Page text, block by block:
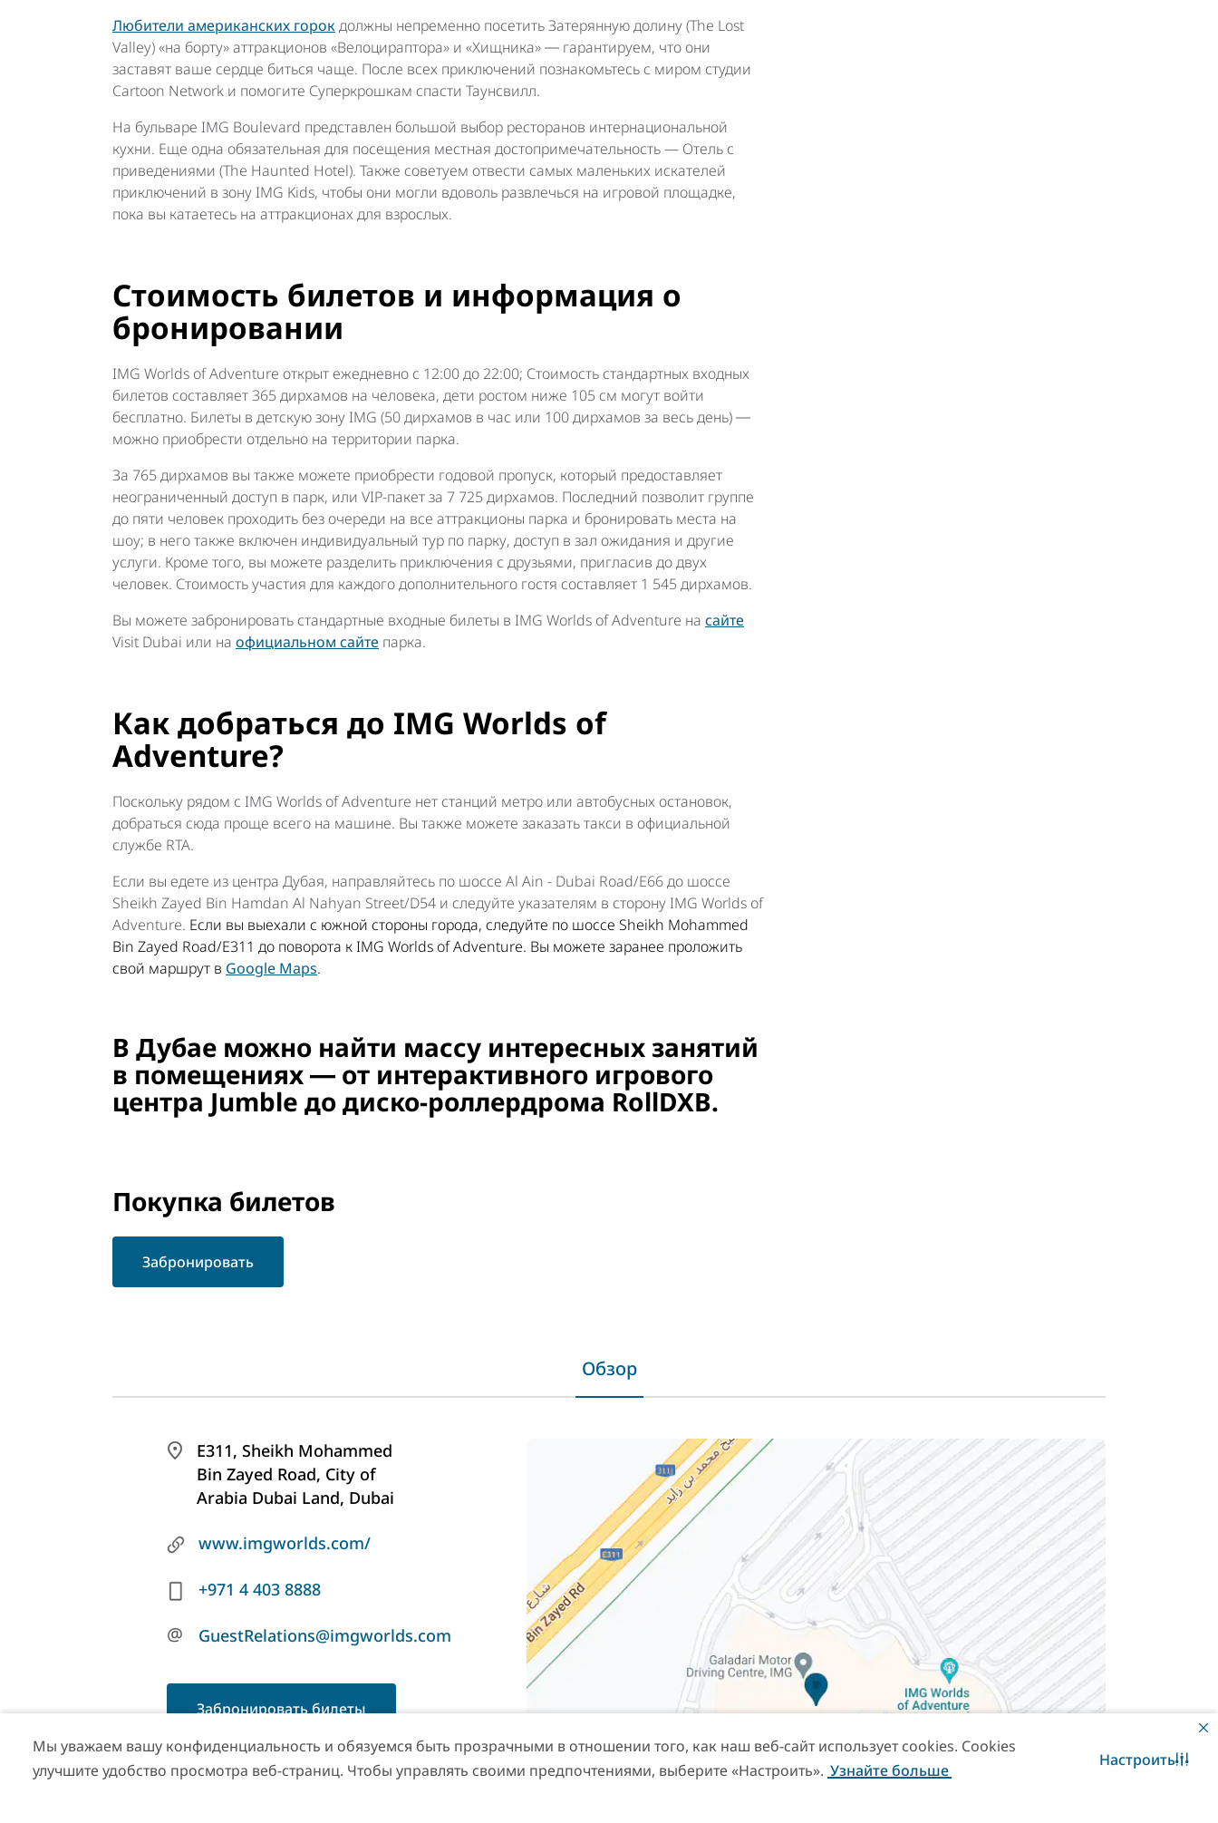
Мы уважаем вашу конфиденциальность и обязуемся быть прозрачными в отношении того, как наш веб-сайт использует cookies. Cookies
улучшите удобство просмотра веб-страниц. Чтобы управлять своими предпочтениями, выберите «Настроить». Узнайте больше
Настроить
Свяжитесь с нами
Любители американских горокдолжны непременно посетить Затерянную долину (The Lost
Valley) «на борту» аттракционов «Велоцираптора» и «Хищника» ― гарантируем, что они
заставят ваше сердце биться чаще. После всех приключений познакомьтесь с миром студии
Cartoon Network и помогите Суперкрошкам спасти Таунсвилл.
На бульваре IMG Boulevard представлен большой выбор ресторанов интернациональной
кухни. Еще одна обязательная для посещения местная достопримечательность — Отель с
приведениями (The Haunted Hotel). Также советуем отвести самых маленьких искателей
приключений в зону IMG Kids, чтобы они могли вдоволь развлечься на игровой площадке,
пока вы катаетесь на аттракционах для взрослых.
Стоимость билетов и информация о
бронировании
IMG Worlds of Adventure открыт ежедневно с 12:00 до 22:00; Стоимость стандартных входных
билетов составляет 365 дирхамов на человека, дети ростом ниже 105 см могут войти
бесплатно. Билеты в детскую зону IMG (50 дирхамов в час или 100 дирхамов за весь день) ―
можно приобрести отдельно на территории парка.
За 765 дирхамов вы также можете приобрести годовой пропуск, который предоставляет
неограниченный доступ в парк, или VIP-пакет за 7 725 дирхамов. Последний позволит группе
до пяти человек проходить без очереди на все аттракционы парка и бронировать места на
шоу; в него также включен индивидуальный тур по парку, доступ в зал ожидания и другие
услуги. Кроме того, вы можете разделить приключения с друзьями, пригласив до двух
человек. Стоимость участия для каждого дополнительного гостя составляет 1 545 дирхамов.
Вы можете забронировать стандартные входные билеты в IMG Worlds of Adventure на сайте
Visit Dubai или на официальном сайте парка.
Как добраться до IMG Worlds of
Adventure?
Поскольку рядом с IMG Worlds of Adventure нет станций метро или автобусных остановок,
добраться сюда проще всего на машине. Вы также можете заказать такси в официальной
службе RTA.
Если вы едете из центра Дубая, направляйтесь по шоссе Al Ain - Dubai Road/E66 до шоссе
Sheikh Zayed Bin Hamdan Al Nahyan Street/D54 и следуйте указателям в сторону IMG Worlds of
Adventure. Если вы выехали с южной стороны города, следуйте по шоссе Sheikh Mohammed
Bin Zayed Road/E311 до поворота к IMG Worlds of Adventure. Вы можете заранее проложить
свой маршрут в Google Maps.
В Дубае можно найти массу интересных занятий
в помещениях ― от интерактивного игрового
центра Jumble до диско-роллердрома RollDXB.
Покупка билетов
Забронировать
Обзор
E311, Sheikh Mohammed
Bin Zayed Road, City of
Arabia Dubai Land, Dubai
www.imgworlds.com/
+971 4 403 8888
@ GuestRelations@imgworlds.com
Забронировать билеты